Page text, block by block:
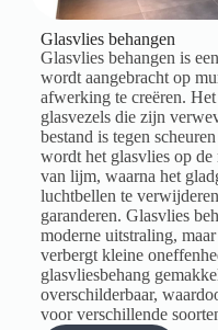
Glasvlies behangen
Glasvlies behangen is
wordt aangebracht op
afwerking te creëren.
glasvezels die zijn
bestand is tegen
wordt het glasvlies op de
van lijm, waarna het
luchtbellen te
garanderen. Glasvlies
moderne uitstraling,
verbergt kleine
glasvliesbehang
overschilderbaar,
voor verschillende